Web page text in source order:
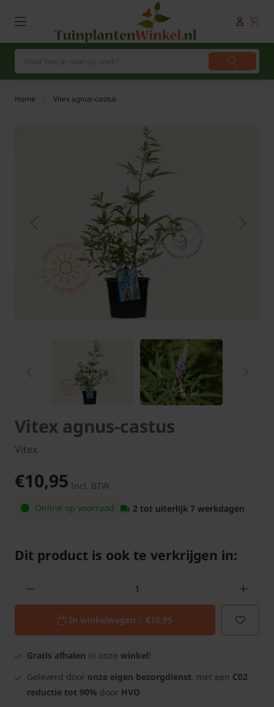
Home Vitex agnus-castus
Vitex agnus-castus
Vitex
€10,95 Incl. BTW
Online op voorraad
2 tot uiterlijk 7 werkdagen
Dit product is ook te verkrijgen in:
In winkelwagen - €10,95
Gratis afhalen in onze winkel!
Geleverd door onze eigen bezorgdienst, met een C02
reductie tot 90% door HVO